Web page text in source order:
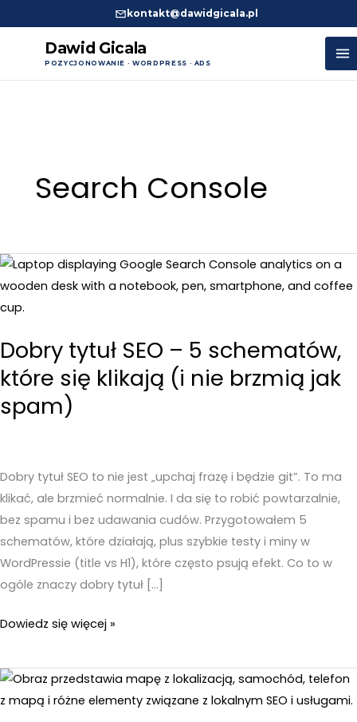
kontakt@dawidgicala.pl
Dawid Gicala
POZYCJONOWANIE · WORDPRESS · ADS
Search Console
Dobry tytuł SEO – 5 schematów,
które się klikają (i nie brzmią jak
spam)
Dobry tytuł SEO to nie jest „upchaj frazę i będzie git”. To ma
klikać, ale brzmieć normalnie. I da się to robić powtarzalnie,
bez spamu i bez udawania cudów. Przygotowałem 5
schematów, które działają, plus szybkie testy i miny w
WordPressie (title vs H1), które często psują efekt. Co to w
ogóle znaczy dobry tytuł […]
Dobry
SEO
5
Dowiedz się więcej »